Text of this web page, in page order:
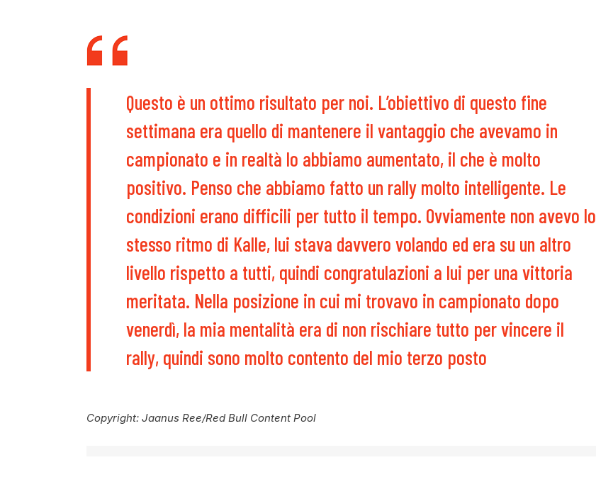
Questo è un ottimo risultato per noi. L’obiettivo di questo fine
settimana era quello di mantenere il vantaggio che avevamo in
campionato e in realtà lo abbiamo aumentato, il che è molto
positivo. Penso che abbiamo fatto un rally molto intelligente. Le
condizioni erano difficili per tutto il tempo. Ovviamente non avevo lo
stesso ritmo di Kalle, lui stava davvero volando ed era su un altro
livello rispetto a tutti, quindi congratulazioni a lui per una vittoria
meritata. Nella posizione in cui mi trovavo in campionato dopo
venerdì, la mia mentalità era di non rischiare tutto per vincere il
rally, quindi sono molto contento del mio terzo posto
Copyright: Jaanus Ree/Red Bull Content Pool